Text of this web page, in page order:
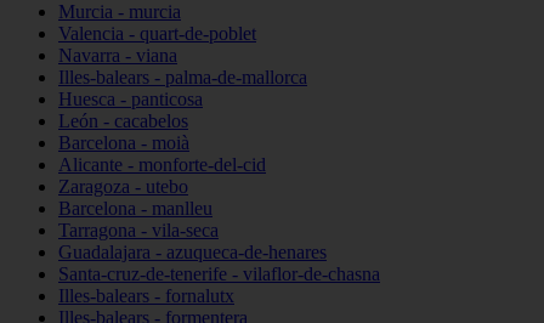
Murcia - murcia
Valencia - quart-de-poblet
Navarra - viana
Illes-balears - palma-de-mallorca
Huesca - panticosa
León - cacabelos
Barcelona - moià
Alicante - monforte-del-cid
Zaragoza - utebo
Barcelona - manlleu
Tarragona - vila-seca
Guadalajara - azuqueca-de-henares
Santa-cruz-de-tenerife - vilaflor-de-chasna
Illes-balears - fornalutx
Illes-balears - formentera